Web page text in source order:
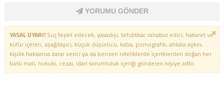
YORUMU GÖNDER
YASAL UYARI!Suç teşkil edecek, yasadışı, tehditkar, rahatsız edici, hakaret ve
küfür içeren, aşağılayıcı, küçük düşürücü, kaba, pornografik, ahlaka aykırı,
kişilik haklarına zarar verici ya da benzeri niteliklerde içeriklerden doğan her
türlü mali, hukuki, cezai, idari sorumluluk içeriği gönderen kişiye aittir.